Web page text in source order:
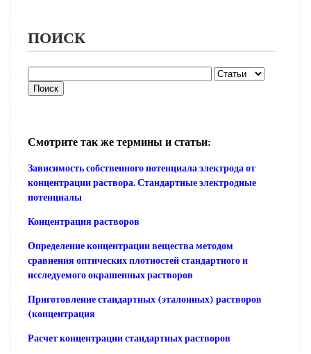
ПОИСК
Смотрите так же термины и статьи:
Зависимость собственного потенциала электрода от
концентрации раствора. Стандартные электродные
потенциалы
Концентрация растворов
Определение концентрации вещества методом
сравнения оптических плотностей стандартного и
исследуемого окрашенных растворов
Приготовление стандартных (эталонных) растворов
(концентрация
Расчет концентрации стандартных растворов